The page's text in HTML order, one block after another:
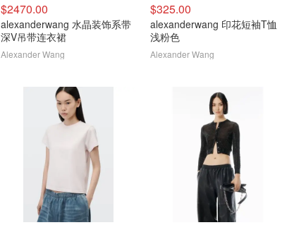
$2470.00
alexanderwang 水晶装饰系带
深V吊带连衣裙
Alexander Wang
$325.00
alexanderwang 印花短袖T恤
浅粉色
Alexander Wang